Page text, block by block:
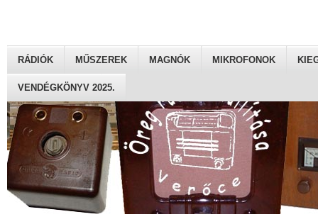
RÁDIÓK MŰSZEREK MAGNÓK MIKROFONOK
VENDÉGKÖNYV 2025.